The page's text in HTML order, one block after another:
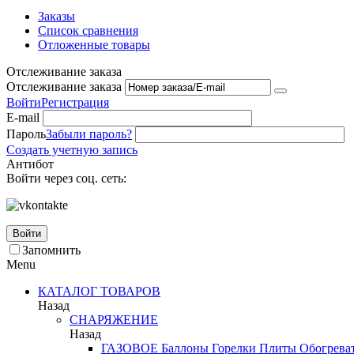
Заказы
Список сравнения
Отложенные товары
Отслеживание заказа
Отслеживание заказа
ВойтиРегистрация
E-mail
ПарольЗабыли пароль?
Создать учетную запись
Антибот
Войти через соц. сеть:
Войти
Запомнить
Menu
КАТАЛОГ ТОВАРОВ
Назад
СНАРЯЖЕНИЕ
Назад
ГАЗОВОЕ Баллоны Горелки Плиты